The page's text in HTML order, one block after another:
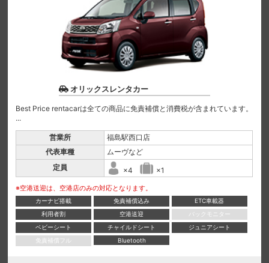
オリックスレンタカー
Best Price rentacarは全ての商品に免責補償と消費税が含まれています。
...
営業所
福島駅西口店
代表車種
ムーヴなど
定員
×4 ×1
※空港送迎は、空港店のみの対応となります。
カーナビ搭載 免責補償込み
ETC車載器
利用者割
空港送迎
バックモニター
ベビーシート
チャイルドシート
ジュニアシート
免責補償フル
Bluetooth